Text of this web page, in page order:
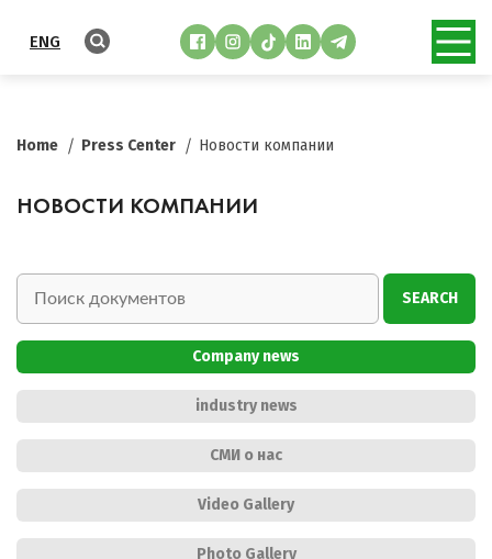
ENG
Home Press Center Новости компании
НОВОСТИ КОМПАНИИ
SEARCH
Company news
industry news
СМИ о нас
Video Gallery
Photo Gallery